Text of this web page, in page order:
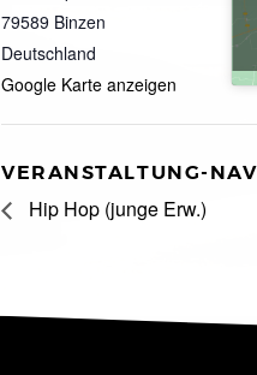
79589 Binzen
Deutschland
Google Karte anzeigen
VERANSTALTUNG-
Hip Hop (junge Erw.)